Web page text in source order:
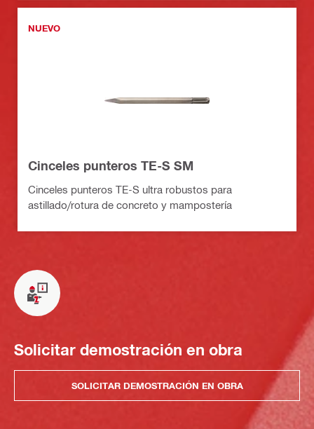
NUEVO
Cinceles punteros TE-S SM
Cinceles punteros TE-S ultra robustos para
astillado/rotura de concreto y mampostería
Solicitar demostración en obra
SOLICITAR DEMOSTRACIÓN EN OBRA